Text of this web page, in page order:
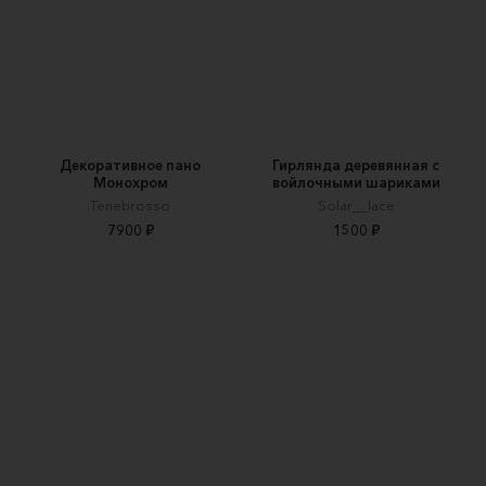
Декоративное пано
Монохром
Tenebrosso
7900 ₽
Гирлянда деревянная с
войлочными шариками
Solar__lace
1500 ₽